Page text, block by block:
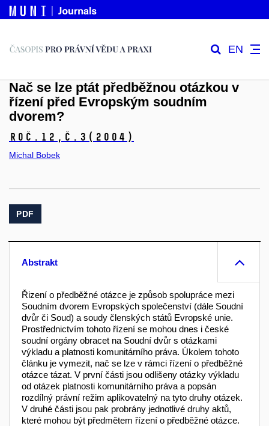
EN
Nač se lze ptát předběžnou otázkou v
řízení před Evropským soudním
dvorem?
Roč.12, č.3 (2004)
Michal Bobek
PDF
Abstrakt
Řizení o předběžné otázce je způsob spolupráce mezi
Soudním dvorem Evropských společenství (dále Soudní
dvůr či Soud) a soudy členských států Evrop­ské unie.
Prostřednictvím tohoto řízení se mohou dnes i české
soudní orgány obracet na Soudní dvůr s otázka­mi
výkladu a platnosti komunitárního práva. Úkolem tohoto
článku je vymezit, nač se lze v rámci řízení o předběžné
otázce tázat. V první části jsou odliše­ny otázky výkladu
od otázek platnosti komunitárního práva a popsán
rozdílný právní režim aplikovatelný na tyto druhy otázek.
V druhé části jsou pak probrány jednotlivé druhy aktů,
které mohou být předmětem řízení o předběžné otázce.